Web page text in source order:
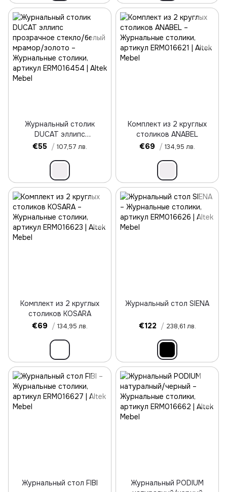
Журнальный столик
DUCAT эллипс
прозрачное стекло/белый
€55 / 107,57 лв.
Комплект из 2 круглых
столиков ANABEL
€69 / 134,95 лв.
Комплект из 2 круглых
столиков KOSARA
€69 / 134,95 лв.
Журнальный стол SIENA
€122 / 238,61 лв.
Журнальный стол FIBI
Журнальный PODIUM